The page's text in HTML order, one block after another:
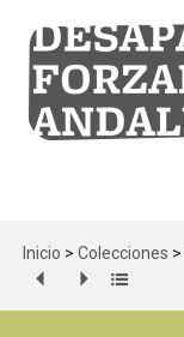
Inicio > Colecciones >